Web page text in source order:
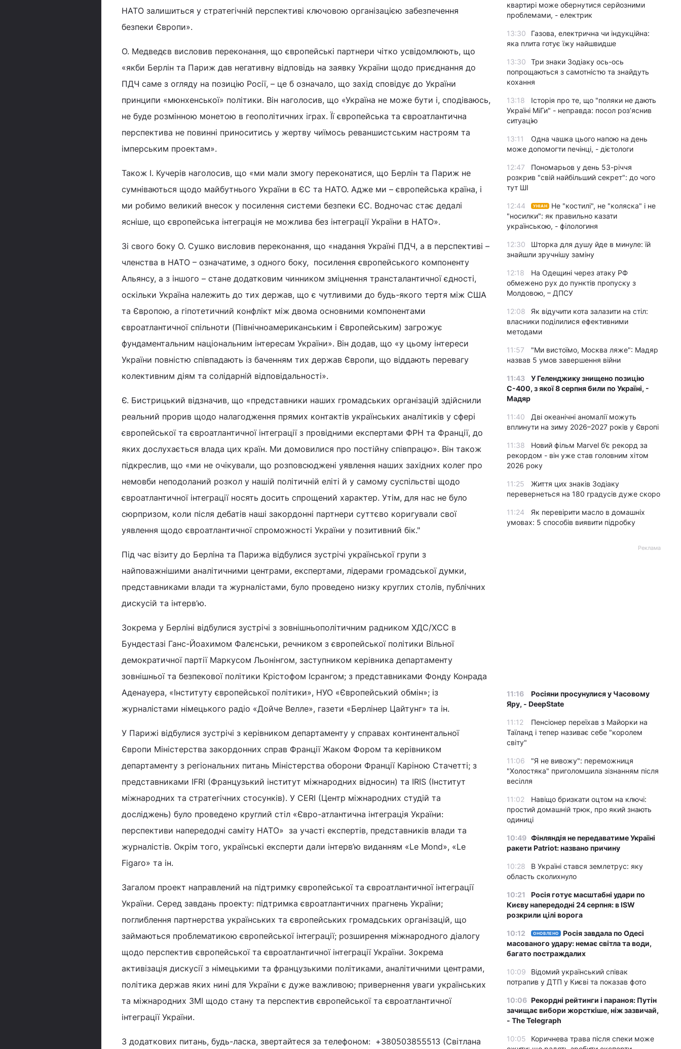
НАТО залишиться у стратегічній перспективі ключовою організацією забезпечення
безпеки Європи».
О. Медведєв висловив переконання, що європейські партнери чітко усвідомлюють, що
«якби Берлін та Париж дав негативну відповідь на заявку України щодо приєднання до
ПДЧ саме з огляду на позицію Росії, – це б означало, що захід сповідує до України
принципи «мюнхенської» політики. Він наголосив, що «Україна не може бути і, сподіваюсь,
не буде розмінною монетою в геополітичних іграх. Її європейська та євроатлантична
перспектива не повинні приноситись у жертву чиїмось реваншистським настроям та
імперським проектам».
Також І. Кучерів наголосив, що «ми мали змогу переконатися, що Берлін та Париж не
сумніваються щодо майбутнього України в ЄС та НАТО. Адже ми – європейська країна, і
ми робимо великий внесок у посилення системи безпеки ЄС. Водночас стає дедалі
ясніше, що європейська інтеграція не можлива без інтеграції України в НАТО».
Зі свого боку О. Сушко висловив переконання, що «надання Україні ПДЧ, а в перспективі –
членства в НАТО – означатиме, з одного боку, посилення європейського компоненту
Альянсу, а з іншого – стане додатковим чинником зміцнення трансталантичної єдності,
оскільки Україна належить до тих держав, що є чутливими до будь-якого тертя між США
та Європою, а гіпотетичний конфлікт між двома основними компонентами
євроатлантичної спільноти (Північноамериканським і Європейським) загрожує
фундаментальним національним інтересам України». Він додав, що «у цьому інтереси
України повністю співпадають із баченням тих держав Європи, що віддають перевагу
колективним діям та солідарній відповідальності».
Є. Бистрицький відзначив, що «представники наших громадських організацій здійснили
реальний прорив щодо налагодження прямих контактів українських аналітиків у сфері
європейської та євроатлантичної інтеграції з провідними експертами ФРН та Франції, до
яких дослухається влада цих країн. Ми домовилися про постійну співпрацю». Він також
підкреслив, що «ми не очікували, що розповсюджені уявлення наших західних колег про
немовби неподоланий розкол у нашій політичній еліті й у самому суспільстві щодо
євроатлантичної інтеграції носять досить спрощений характер. Утім, для нас не було
сюрпризом, коли після дебатів наші закордонні партнери суттєво коригували свої
уявлення щодо євроатлантичної спроможності України у позитивний бік."
Під час візиту до Берліна та Парижа відбулися зустрічі української групи з
найповажнішими аналітичними центрами, експертами, лідерами громадської думки,
представниками влади та журналістами, було проведено низку круглих столів, публічних
дискусій та інтерв’ю.
Зокрема у Берліні відбулися зустрічі з зовнішньополітичним радником ХДС/ХСС в
Бундестазі Ганс-Йоахимом Фалєнськи, речником з європейської політики Вільної
демократичної партії Маркусом Льонінгом, заступником керівника департаменту
зовнішньої та безпекової політики Крістофом Ісрангом; з представниками Фонду Конрада
Аденауера, «Інституту європейської політики», НУО «Європейський обмін»; із
журналістами німецького радіо «Дойче Велле», газети «Берлінер Цайтунг» та ін.
У Парижі відбулися зустрічі з керівником департаменту у справах континентальної
Європи Міністерства закордонних справ Франції Жаком Фором та керівником
департаменту з регіональних питань Міністерства оборони Франції Каріною Стачетті; з
представниками IFRI (Французький інститут міжнародних відносин) та IRIS (Інститут
міжнародних та стратегічних стосунків). У CERI (Центр міжнародних студій та
досліджень) було проведено круглий стіл «Євро-атлантична інтеграція України:
перспективи напередодні саміту НАТО» за участі експертів, представників влади та
журналістів. Окрім того, українські експерти дали інтерв’ю виданням «Le Mond», «Le
Figaro» та ін.
Загалом проект направлений на підтримку європейської та євроатлантичної інтеграції
України. Серед завдань проекту: підтримка євроатлантичних прагнень України;
поглиблення партнерства українських та європейських громадських організацій, що
займаються проблематикою європейської інтеграції; розширення міжнародного діалогу
щодо перспектив європейської та євроатлантичної інтеграції України. Зокрема
активізація дискусії з німецькими та французькими політиками, аналітичними центрами,
політика держав яких нині для України є дуже важливою; привернення уваги українських
та міжнародних ЗМІ щодо стану та перспектив європейської та євроатлантичної
інтеграції України.
З додаткових питань, будь-ласка, звертайтеся за телефоном: +380503855513 (Світлана
квартирі може обернутися серйозними
проблемами, - електрик
13:30
Газова, електрична чи індукційна:
яка плита готує їжу найшвидше
13:30
Три знаки Зодіаку ось-ось
попрощаються з самотністю та знайдуть
кохання
13:18
Історія про те, що "поляки не дають
Україні МіГи" - неправда: посол роз’яснив
ситуацію
13:11
Одна чашка цього напою на день
може допомогти печінці, - дієтологи
12:47
Пономарьов у день 53-річчя
розкрив "свій найбільший секрет": до чого
тут ШІ
12:44 УНІАН
Не "костилі", не "коляска" і не
"носилки": як правильно казати
українською, - філологиня
12:30
Шторка для душу йде в минуле: їй
знайшли зручнішу заміну
12:18
На Одещині через атаку РФ
обмежено рух до пунктів пропуску з
Молдовою, – ДПСУ
12:08
Як відучити кота залазити на стіл:
власники поділилися ефективними
методами
11:57
"Ми вистоїмо, Москва ляже": Мадяр
назвав 5 умов завершення війни
11:43
У Геленджику знищено позицію
С-400, з якої 8 серпня били по Україні, -
Мадяр
11:40
Дві океанічні аномалії можуть
вплинути на зиму 2026–2027 років у Європі
11:38
Новий фільм Marvel б’є рекорд за
рекордом - він уже став головним хітом
2026 року
11:25
Життя цих знаків Зодіаку
перевернеться на 180 градусів дуже скоро
11:24
Як перевірити масло в домашніх
умовах: 5 способів виявити підробку
Реклама
11:16
Росіяни просунулися у Часовому
Яру, - DeepState
11:12
Пенсіонер переїхав з Майорки на
Таїланд і тепер називає себе "королем
світу"
11:06
"Я не вивожу": переможниця
"Холостяка" приголомшила зізнанням після
весілля
11:02
Навіщо бризкати оцтом на ключі:
простий домашній трюк, про який знають
одиниці
10:49 Фінляндія не передаватиме Україні
ракети Patriot: названо причину
10:28
В Україні стався землетрус: яку
область сколихнуло
10:21
Росія готує масштабні удари по
Києву напередодні 24 серпня: в ISW
розкрили цілі ворога
10:12 ОНОВЛЕНО
Росія завдала по Одесі
масованого удару: немає світла та води,
багато постраждалих
10:09
Відомий український співак
потрапив у ДТП у Києві та показав фото
10:06 Рекордні рейтинги і параноя: Путін
зачищає вибори жорсткіше, ніж зазвичай,
- The Telegraph
10:05
Коричнева трава після спеки може